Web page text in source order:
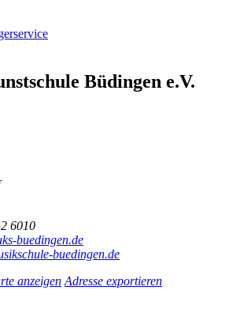
Büdingen e.V.
6010
buedingen.de
buedingen.de
anzeigen Adresse exportieren